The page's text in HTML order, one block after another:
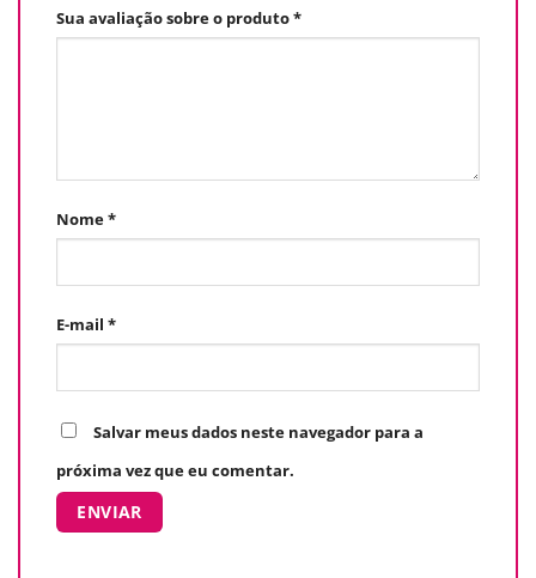
Sua avaliação sobre o produto*
Nome*
E-mail *
Salvar meus dados neste navegador para a
próxima vez que eu comentar.